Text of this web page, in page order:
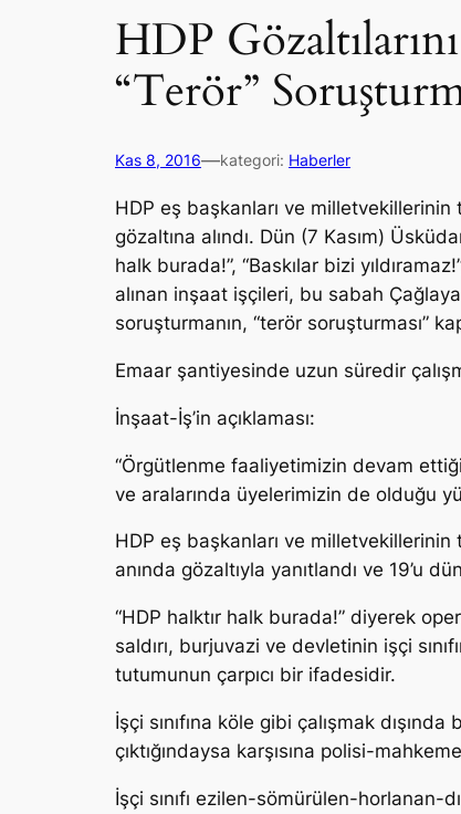
HDP
“Terör”
Kas 8, 2016—kategori: Haberler
HDP eş başkanları ve milletvekillerinin
gözaltına alındı. Dün (7 Kasım)
halk burada!”, “Baskılar bizi yıldıramaz!
alınan inşaat işçileri, bu sabah
soruşturmanın, “terör soruşturması”
Emaar şantiyesinde uzun süredir
İnşaat-İş’in açıklaması:
“Örgütlenme faaliyetimizin devam
ve aralarında üyelerimizin de olduğu
HDP eş başkanları ve milletvekillerinin
anında gözaltıyla yanıtlandı ve 19’u
“HDP halktır halk burada!” diyerek
saldırı, burjuvazi ve devletinin işçi
tutumunun çarpıcı bir ifadesidir.
İşçi sınıfına köle gibi çalışmak
çıktığındaysa karşısına polisi-
İşçi sınıfı ezilen-sömürülen-horlanan-